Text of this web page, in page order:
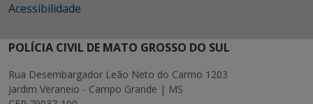
Acessibilidade
POLÍCIA CIVIL DE MATO GROSSO DO SUL
Rua Desembargador Leão Neto do Carmo 1203
Jardim Veraneio - Campo Grande | MS